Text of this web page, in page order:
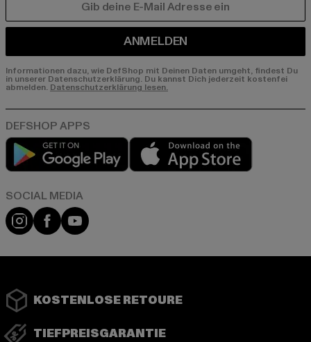
ANMELDEN
Informationen dazu, wie DefShop mit Deinen Daten umgeht, findest Du
in unserer Datenschutzerklärung. Du kannst Dich jederzeit kostenfei
abmelden. Datenschutzerklärung lesen.
Play market
Instagram
FacebookYouTube
KOSTENLOSE RETOURE
TIEFPREISGARANTIE